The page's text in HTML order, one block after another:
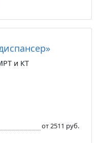
и КТ
от 2511 руб.